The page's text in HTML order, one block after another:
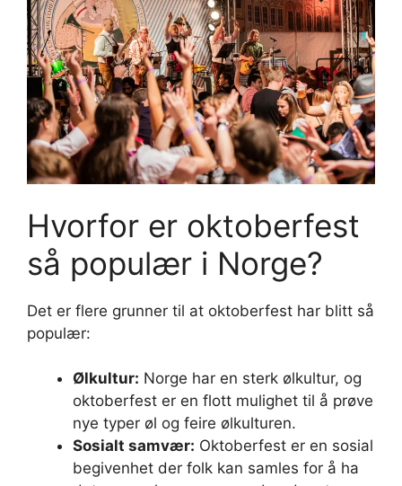
Hvorfor er oktoberfest
så populær i Norge?
Det er flere grunner til at oktoberfest har blitt så
populær:
Ølkultur: Norge har en sterk ølkultur, og
oktoberfest er en flott mulighet til å prøve
nye typer øl og feire ølkulturen.
Sosialt samvær: Oktoberfest er en sosial
begivenhet der folk kan samles for å ha